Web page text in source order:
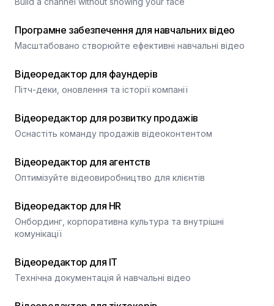
Програмне забезпечення для навчальних відео
Масштабовано створюйте ефективні навчальні відео
Відеоредактор для фаундерів
Пітч-деки, оновлення та історії компанії
Відеоредактор для розвитку продажів
Оснастіть команду продажів відеоконтентом
Відеоредактор для агентств
Оптимізуйте відеовиробництво для клієнтів
Відеоредактор для HR
Онбординг, корпоративна культура та внутрішні
комунікації
Відеоредактор для IT
Технічна документація й навчальні відео